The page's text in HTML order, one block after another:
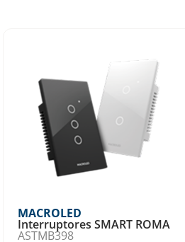
MACROLED
Interruptores SMART ROMA
ASTMB398